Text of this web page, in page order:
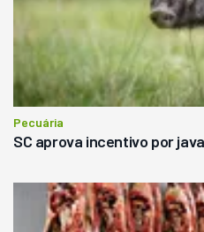
Pecuária
SC aprova incentivo por